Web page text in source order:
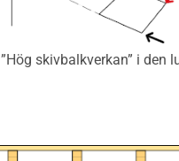
”Hög skivbalkverkan” i den